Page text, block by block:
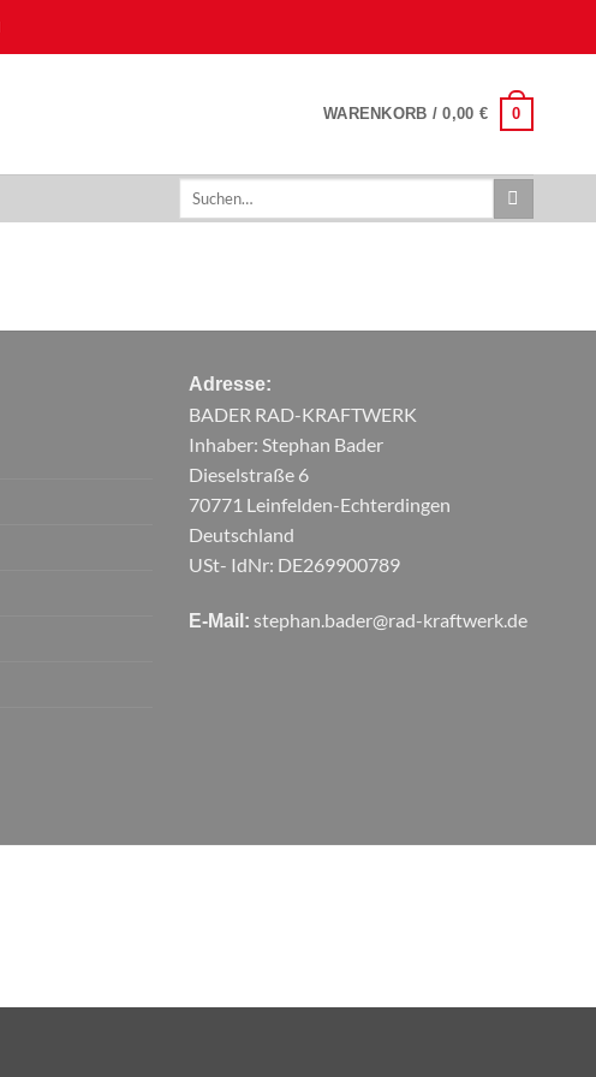
WARENKORB /0,00 € 0
Adresse:
BADER RAD-KRAFTWERK
Inhaber: Stephan Bader
Dieselstraße 6
70771 Leinfelden-Echterdingen
Deutschland
USt- IdNr: DE269900789
E-Mail: stephan.bader@rad-kraftwerk.de